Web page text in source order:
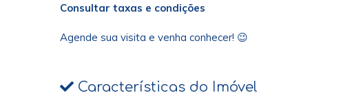
Consultar taxas e condições
Agende sua visita e venha conhecer! 😉
Características do Imóvel